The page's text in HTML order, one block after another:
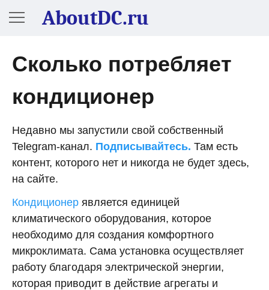
AboutDC.ru
Сколько потребляет
кондиционер
Недавно мы запустили свой собственный
Telegram-канал. Подписывайтесь. Там есть
контент, которого нет и никогда не будет здесь,
на сайте.
Кондиционер является единицей
климатического оборудования, которое
необходимо для создания комфортного
микроклимата. Сама установка осуществляет
работу благодаря электрической энергии,
которая приводит в действие агрегаты и